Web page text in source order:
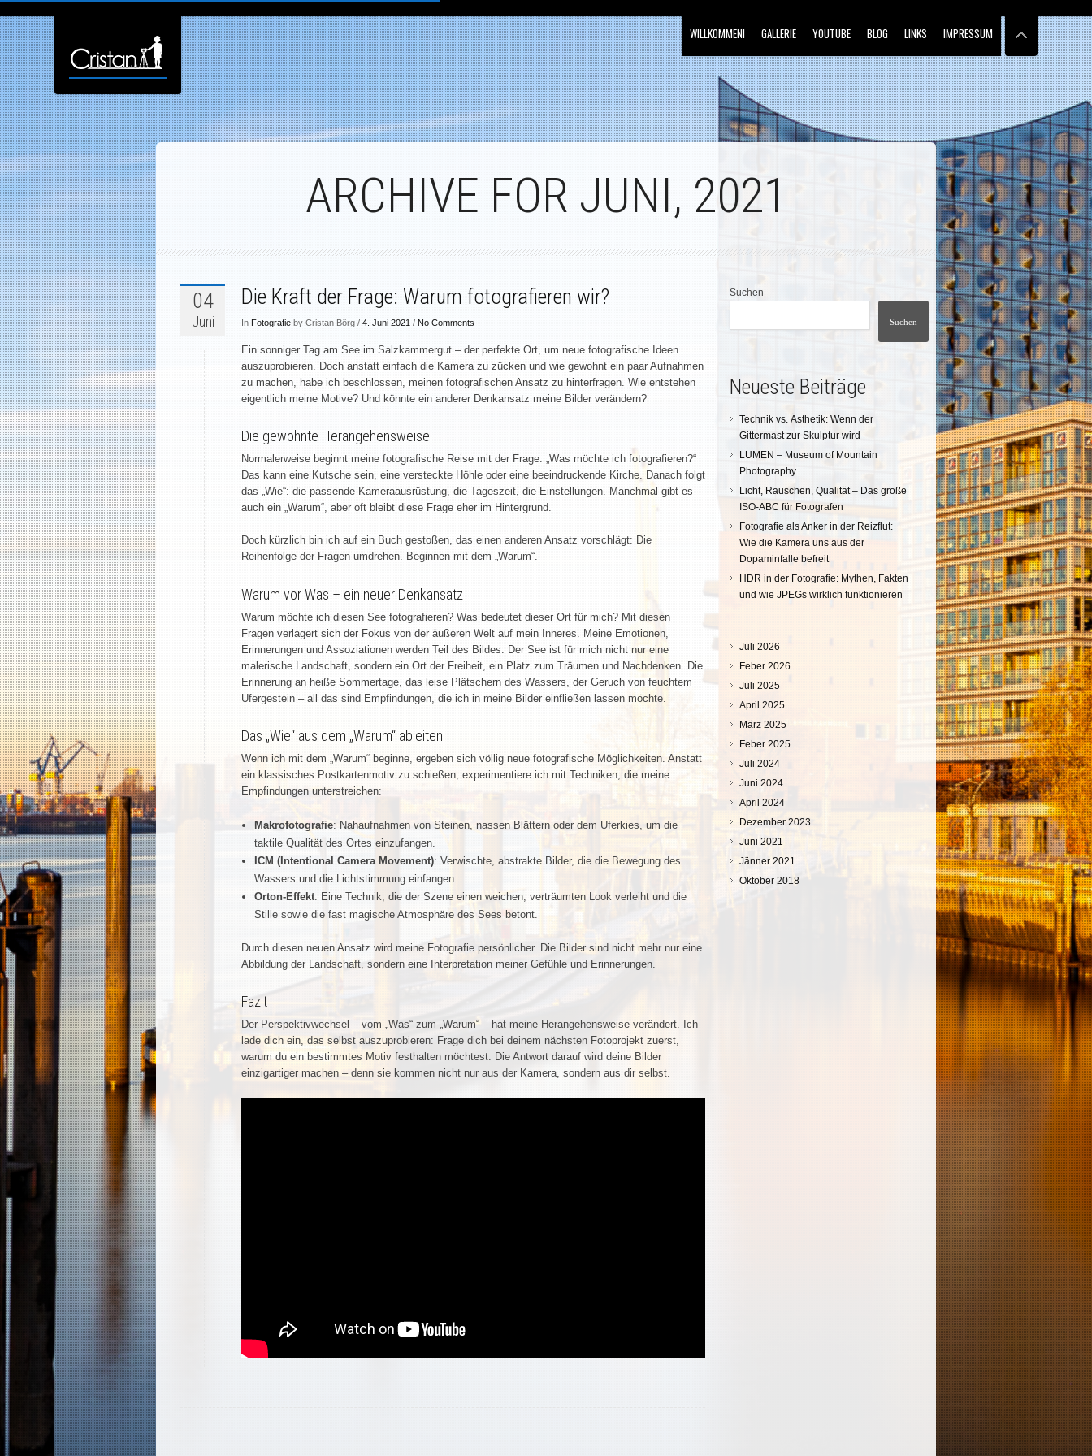
WILLKOMMEN! GALLERIE YOUTUBE BLOG LINKS IMPRESSUM
ARCHIVE FOR JUNI, 2021
04
Juni
Die Kraft der Frage: Warum fotografieren wir?
In Fotografie by Cristan Börg / 4. Juni 2021 / No Comments
Ein sonniger Tag am See im Salzkammergut – der perfekte Ort, um neue fotografische Ideen
auszuprobieren. Doch anstatt einfach die Kamera zu zücken und wie gewohnt ein paar Aufnahmen
zu machen, habe ich beschlossen, meinen fotografischen Ansatz zu hinterfragen. Wie entstehen
eigentlich meine Motive? Und könnte ein anderer Denkansatz meine Bilder verändern?
Die gewohnte Herangehensweise
Normalerweise beginnt meine fotografische Reise mit der Frage: „Was möchte ich fotografieren?“
Das kann eine Kutsche sein, eine versteckte Höhle oder eine beeindruckende Kirche. Danach folgt
das „Wie“: die passende Kameraausrüstung, die Tageszeit, die Einstellungen. Manchmal gibt es
auch ein „Warum“, aber oft bleibt diese Frage eher im Hintergrund.
Doch kürzlich bin ich auf ein Buch gestoßen, das einen anderen Ansatz vorschlägt: Die
Reihenfolge der Fragen umdrehen. Beginnen mit dem „Warum“.
Warum vor Was – ein neuer Denkansatz
Warum möchte ich diesen See fotografieren? Was bedeutet dieser Ort für mich? Mit diesen
Fragen verlagert sich der Fokus von der äußeren Welt auf mein Inneres. Meine Emotionen,
Erinnerungen und Assoziationen werden Teil des Bildes. Der See ist für mich nicht nur eine
malerische Landschaft, sondern ein Ort der Freiheit, ein Platz zum Träumen und Nachdenken. Die
Erinnerung an heiße Sommertage, das leise Plätschern des Wassers, der Geruch von feuchtem
Ufergestein – all das sind Empfindungen, die ich in meine Bilder einfließen lassen möchte.
Das „Wie“ aus dem „Warum“ ableiten
Wenn ich mit dem „Warum“ beginne, ergeben sich völlig neue fotografische Möglichkeiten. Anstatt
ein klassisches Postkartenmotiv zu schießen, experimentiere ich mit Techniken, die meine
Empfindungen unterstreichen:
Makrofotografie: Nahaufnahmen von Steinen, nassen Blättern oder dem Uferkies, um die
taktile Qualität des Ortes einzufangen.
ICM (Intentional Camera Movement): Verwischte, abstrakte Bilder, die die Bewegung des
Wassers und die Lichtstimmung einfangen.
Orton-Effekt: Eine Technik, die der Szene einen weichen, verträumten Look verleiht und die
Stille sowie die fast magische Atmosphäre des Sees betont.
Durch diesen neuen Ansatz wird meine Fotografie persönlicher. Die Bilder sind nicht mehr nur eine
Abbildung der Landschaft, sondern eine Interpretation meiner Gefühle und Erinnerungen.
Fazit
Der Perspektivwechsel – vom „Was“ zum „Warum“ – hat meine Herangehensweise verändert. Ich
lade dich ein, das selbst auszuprobieren: Frage dich bei deinem nächsten Fotoprojekt zuerst,
warum du ein bestimmtes Motiv festhalten möchtest. Die Antwort darauf wird deine Bilder
einzigartiger machen – denn sie kommen nicht nur aus der Kamera, sondern aus dir selbst.
Suchen
Suchen
Neueste Beiträge
Technik vs. Ästhetik: Wenn der
Gittermast zur Skulptur wird
LUMEN – Museum of Mountain
Photography
Licht, Rauschen, Qualität – Das große
ISO-ABC für Fotografen
Fotografie als Anker in der Reizflut:
Wie die Kamera uns aus der
Dopaminfalle befreit
HDR in der Fotografie: Mythen, Fakten
und wie JPEGs wirklich funktionieren
Juli 2026
Feber 2026
Juli 2025
April 2025
März 2025
Feber 2025
Juli 2024
Juni 2024
April 2024
Dezember 2023
Juni 2021
Jänner 2021
Oktober 2018